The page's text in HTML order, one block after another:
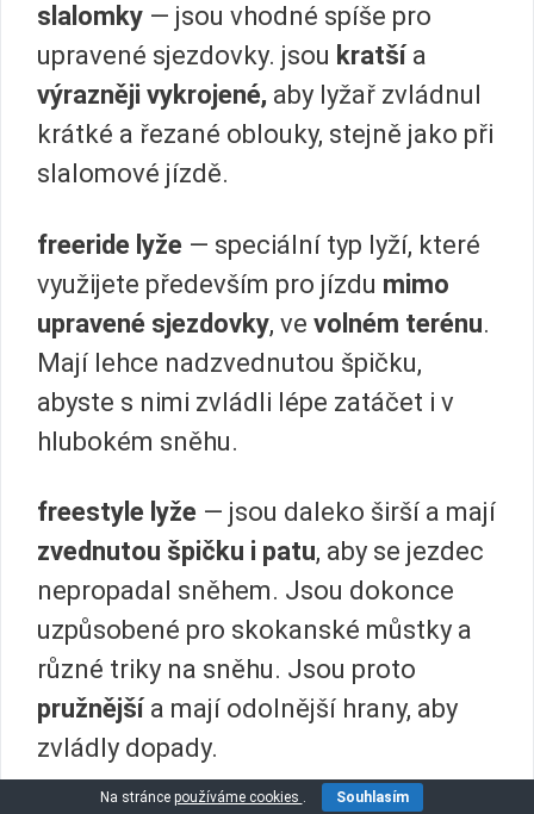
slalomky — jsou vhodné spíše pro
upravené sjezdovky. jsou kratší a
výrazněji vykrojené, aby lyžař zvládnul
krátké a řezané oblouky, stejně jako při
slalomové jízdě.
freeride lyže — speciální typ lyží, které
využijete především pro jízdu mimo
upravené sjezdovky, ve volném terénu.
Mají lehce nadzvednutou špičku,
abyste s nimi zvládli lépe zatáčet i v
hlubokém sněhu.
freestyle lyže — jsou daleko širší a mají
zvednutou špičku i patu, aby se jezdec
nepropadal sněhem. Jsou dokonce
uzpůsobené pro skokanské můstky a
různé triky na sněhu. Jsou proto
pružnějšía mají odolnější hrany, aby
zvládly dopady.
Na stránce používáme cookies . Souhlasím